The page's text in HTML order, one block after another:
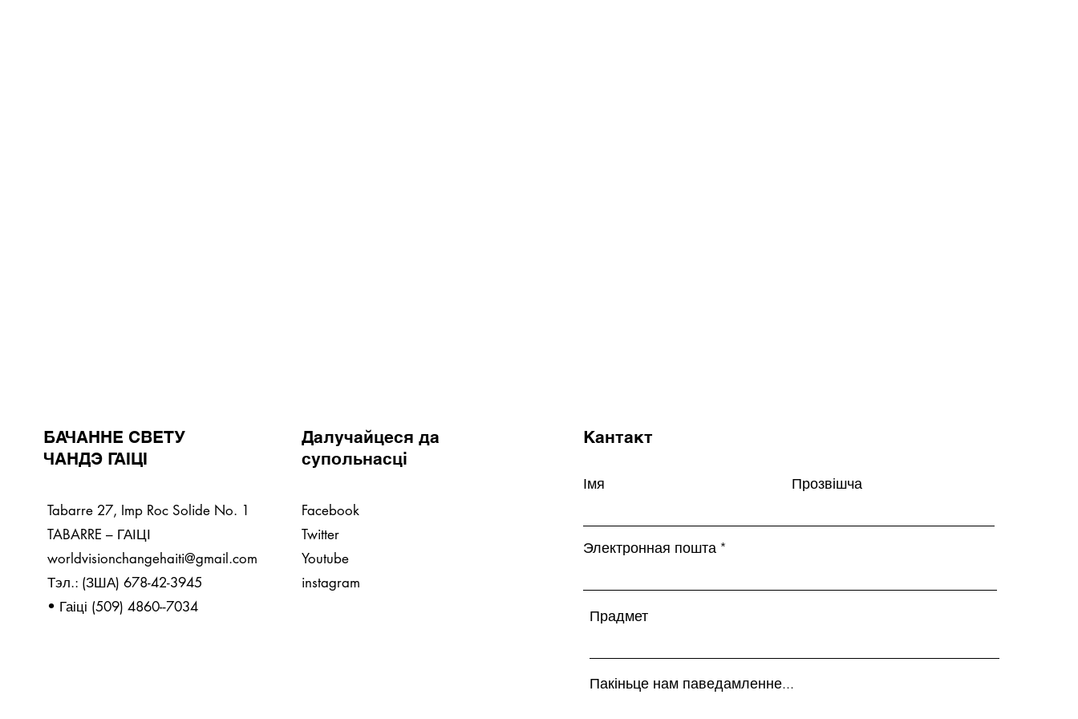
БАЧАННЕ СВЕТУ
ЧАНДЭ ГАІЦІ
Tabarre 27, Imp Roc Solide No. 1
TABARRE – ГАІЦІ
worldvisionchangehaiti@gmail.com
Тэл.: (ЗША) 678-42-3945
• Гаіці (509) 4860--7034
Далучайцеся да
супольнасці
Facebook
Twitter
Youtube
instagram
Кантакт
Імя Прозвішча
Электронная пошта
Прадмет
Пакіньце нам паведамленне...